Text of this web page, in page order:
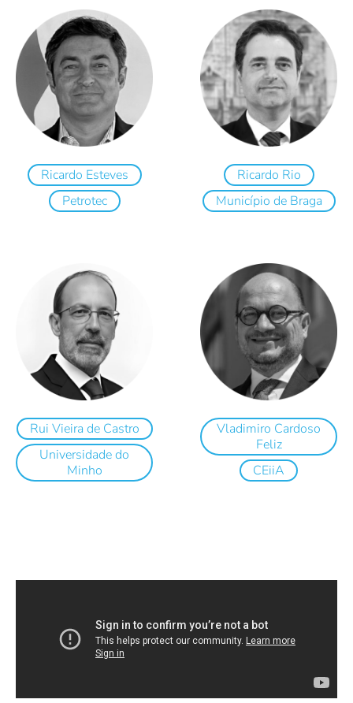
Ricardo Esteves
Petrotec
Ricardo Rio
Município de Braga
Rui Vieira de Castro
Universidade do
Minho
Vladimiro Cardoso
Feliz
CEiiA